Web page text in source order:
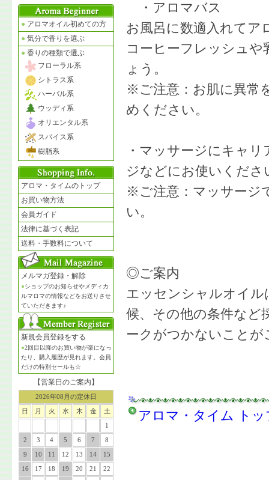
● アロマオイル初めての方
● 気分で香りを選ぶ
● 香りの種類で選ぶ
フローラル系
シトラス系
ハーバル系
ウッディ系
オリエンタル系
スパイス系
樹脂系
アロマ・タイムのトップ
お買い物方法
会員ガイド
法律に基づく表記
送料・手数料について
メルマガ登録・解除
●ショップのお知らせやメディカ
ルマロマの情報などをお送りさせ
ていただきます♪
新規会員登録をする
●2回目以降のお買い物が楽になっ
たり、購入履歴が見れます。会員
だけの特別セールも☆
【営業日のご案内】
2026年08月の定休日
日
月 火 水 木 金
土
1
2
3 4 5 6 7
8
9
10 11 12 13 14
15
16
17 18 19 20 21
22
・アロマバス
お風呂に数適入れてア
コーヒーフレッシュ
ょう。
※ご注意：お肌に異常
めください。
・マッサージにキャ
ジなどにお使いくださ
※ご注意：マッサージ
い。
◎ご案内
エッセンシャルオイル
候、その他の条件など
ークがつかないこと
アロマ・タイム トッ